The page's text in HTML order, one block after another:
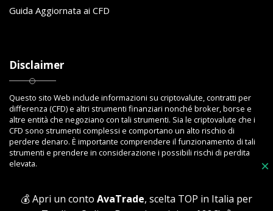
×
💰 Apri un conto AvaTrade, scelta TOP in Italia per
Guida Aggiornata ai CFD
Disclaimer
Questo sito Web include informazioni su criptovalute, contratti per
differenza (CFD) e altri strumenti finanziari nonché broker, borse e
altre entità che negoziano con tali strumenti. Sia le criptovalute che i
CFD sono strumenti complessi e comportano un alto rischio di
perdere denaro. È importante comprendere il funzionamento di tali
strumenti e prendere in considerazione i possibili rischi di perdita
elevata.